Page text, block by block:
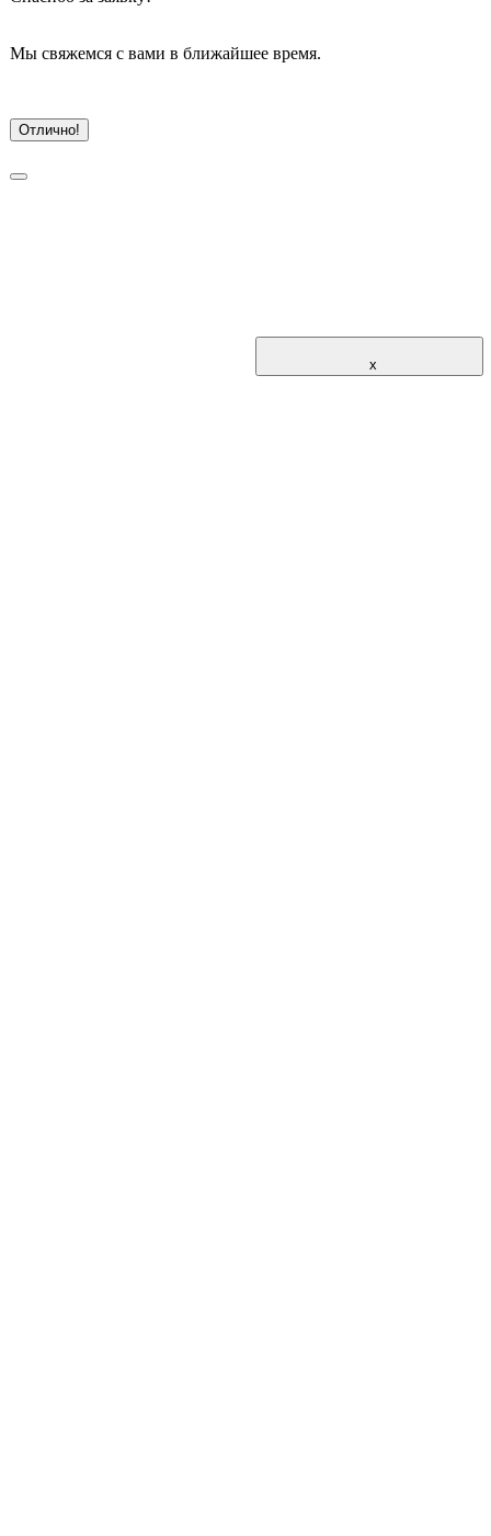
Мы свяжемся с вами в ближайшее время.
Отлично!
			x